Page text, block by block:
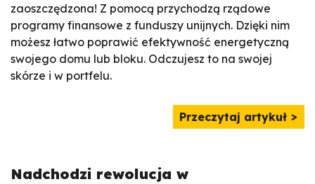
zaoszczędzona! Z pomocą przychodzą rządowe
programy finansowe z funduszy unijnych. Dzięki nim
możesz łatwo poprawić efektywność energetyczną
swojego domu lub bloku. Odczujesz to na swojej
skórze i w portfelu.
Przeczytaj artykuł
Nadchodzi rewolucja w